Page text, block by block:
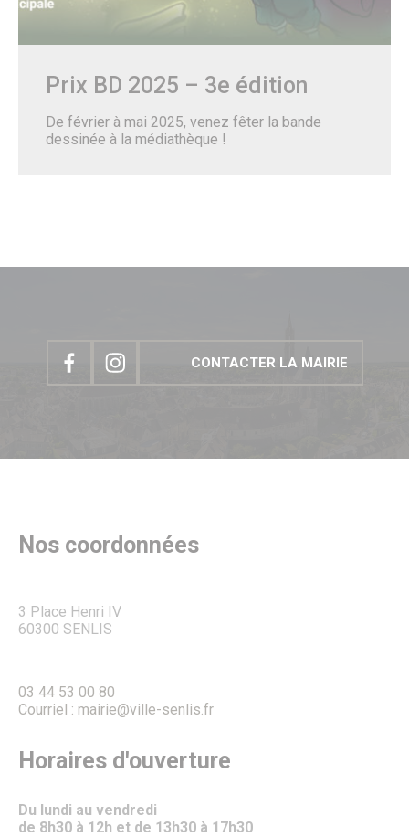
Prix BD 2025 – 3e édition
De février à mai 2025, venez fêter la bande
dessinée à la médiathèque !
CONTACTER LA MAIRIE
Nos coordonnées
3 Place Henri IV
60300 SENLIS
03 44 53 00 80
Courriel : mairie@ville-senlis.fr
Horaires d'ouverture
Du lundi au vendredi
de 8h30 à 12h et de 13h30 à 17h30